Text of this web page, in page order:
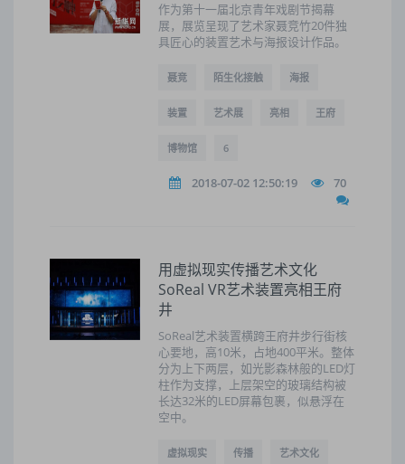
作为第十一届北京青年戏剧节揭幕
展，展览呈现了艺术家聂竞竹20件独
具匠心的装置艺术与海报设计作品。
聂竞 陌生化接触 海报
装置 艺术展 亮相 王府
博物馆 6
2018-07-02 12:50:19 70
用虚拟现实传播艺术文化
SoReal VR艺术装置亮相王府
井
SoReal艺术装置横跨王府井步行街核
心要地，高10米，占地400平米。整体
分为上下两层，如光影森林般的LED灯
柱作为支撑，上层架空的玻璃结构被
长达32米的LED屏幕包裹，似悬浮在
空中。
虚拟现实 传播 艺术文化